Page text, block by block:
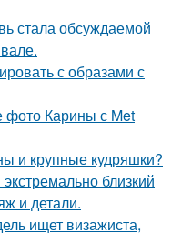
стала обсуждаемой
с образами с
фото Карины с Met
и крупные кудряшки?
близкий
и детали.
ищет визажиста,